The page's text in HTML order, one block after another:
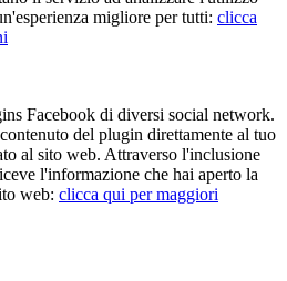
migliore per tutti: clicca
Facebook di diversi social network.
del plugin direttamente al tuo
al sito web. Attraverso l'inclusione
l'informazione che hai aperto la
web: clicca qui per maggiori